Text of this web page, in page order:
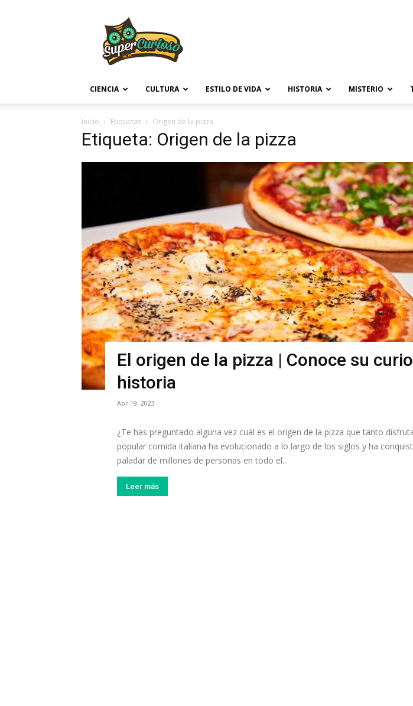
CIENCIA CULTURA ESTILO DE VIDA HISTORIA MISTERIO
Inicio Etiquetas Origen de la pizza
Etiqueta: Origen de la pizza
El origen de la pizza | Conoce su
historia
Abr 19, 2023
¿Te has preguntado alguna vez cuál es el origen de la pizza que tanto
popular comida italiana ha evolucionado a lo largo de los siglos y ha
paladar de millones de personas en todo el...
Leer más